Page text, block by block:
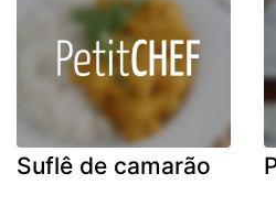
Suflê de camarão